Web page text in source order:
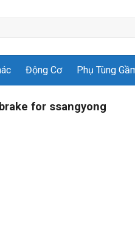
Động Cơ Phụ Tùng
for ssangyong